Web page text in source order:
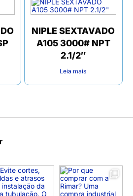
NIPLE SEXTAVADO
A105 3000# NPT
2.1/2″
Leia mais